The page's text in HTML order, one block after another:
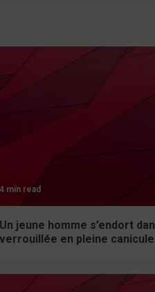
4 min read
Un jeune homme s’endort
verrouillée en pleine canicule